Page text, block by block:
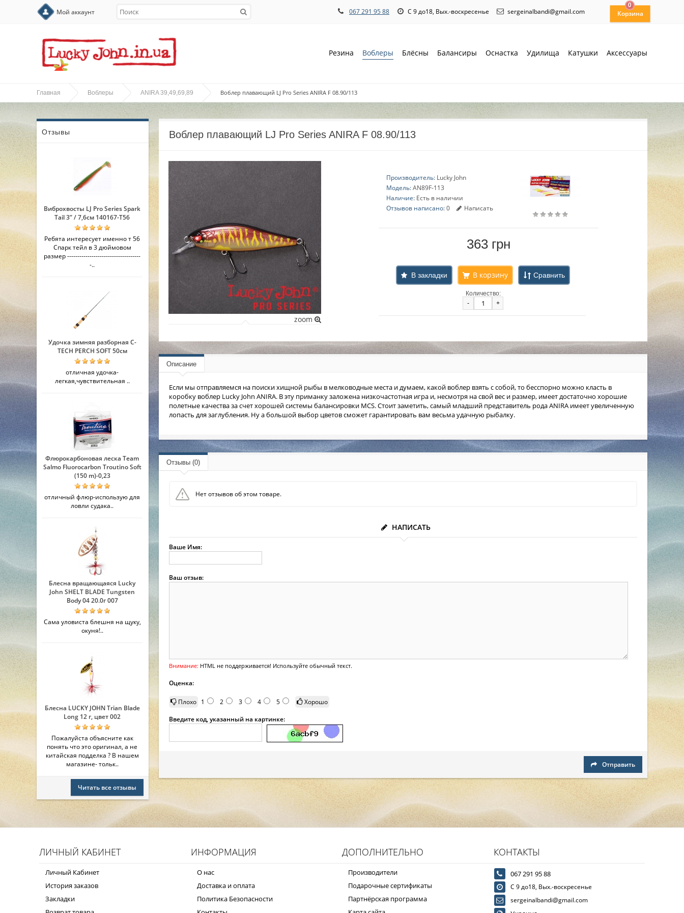
Мой аккаунт 067 291 95 88 С 9 до18, Вых.-воскресенье sergeinalbandi@gmail.com
0
Резина Воблеры Блёсны Балансиры Оснастка Удилища Катушки Аксессуары
Главная Воблеры ANIRA 39,49,69,89 Воблер плавающий LJ Pro Series ANIRA F 08.90/113
Отзывы
Виброхвосты LJ Pro Series Spark
Tail 3” / 7,6см 140167-T56
Ребята интересует именно т 56
Спарк тейл в 3 дюймовом
размер ------------------------------------
-..
Удочка зимняя разборная C-
TECH PERCH SOFT 50см
отличная удочка-
легкая,чувствительная ..
Флюрокарбоновая леска Team
Salmo Fluorocarbon Troutino Soft
(150 m)-0,23
отличный флюр-использую для
ловли судака..
Блесна вращающаяся Lucky
John SHELT BLADE Tungsten
Body 04 20.0г 007
Сама уловиста блешня на щуку,
окуня!..
Блесна LUCKY JOHN Trian Blade
Long 12 г, цвет 002
Пожалуйста объясните как
понять что это оригинал, а не
китайская подделка ? В нашем
магазине- тольк..
Читать все отзывы
Воблер плавающий LJ Pro Series ANIRA F 08.90/113
zoom
Производитель: Lucky John
Модель:AN89F-113
Наличие: Есть в наличии
Отзывов написано:0 Написать
363 грн
В закладки Сравнить
Количество:
-
+
Описание
Если мы отправляемся на поиски хищной рыбы в мелководные места и думаем, какой воблер взять с собой, то бесспорно можно класть в
коробку воблер Lucky John ANIRA. В эту приманку заложена низкочастотная игра и, несмотря на свой вес и размер, имеет достаточно хорошие
полетные качества за счет хорошей системы балансировки MCS. Стоит заметить, самый младший представитель рода ANIRA имеет увеличенную
лопасть для заглубления. Ну а большой выбор цветов сможет гарантировать вам весьма удачную рыбалку.
Отзывы (0)
Нет отзывов об этом товаре.
НАПИСАТЬ
Ваше Имя:
Ваш отзыв:
Внимание: HTML не поддерживается! Используйте обычный текст.
Оценка:
Плохо 1 2 3 4 5
Хорошо
Введите код, указанный на картинке:
Отправить
ЛИЧНЫЙ КАБИНЕТ
Личный Кабинет
История заказов
Закладки
ИНФОРМАЦИЯ
О нас
Доставка и оплата
Политика Безопасности
ДОПОЛНИТЕЛЬНО
Производители
Подарочные сертификаты
Партнёрская программа
КОНТАКТЫ
067 291 95 88
С 9 до18, Вых.-воскресенье
sergeinalbandi@gmail.com